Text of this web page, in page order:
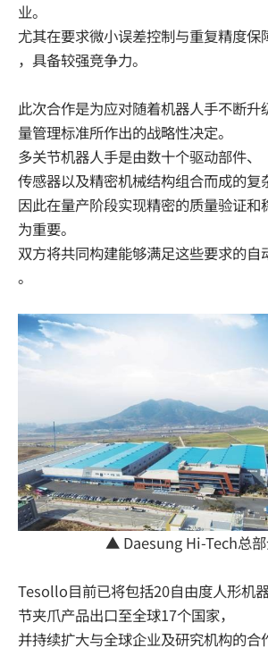
业。
尤其在要求微小误差控制与重复精度保
，具备较强竞争力。
此次合作是为应对随着机器人手不断升
量管理标准所作出的战略性决定。
多关节机器人手是由数十个驱动部件、
传感器以及精密机械结构组合而成的复
因此在量产阶段实现精密的质量验证和
为重要。
双方将共同构建能够满足这些要求的自
。
▲ Daesung Hi-Tech总
Tesollo目前已将包括20自由度人形机
节夹爪产品出口至全球17个国家，
并持续扩大与全球企业及研究机构的合